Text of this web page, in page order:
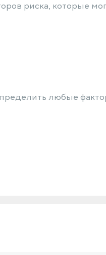
риска, которые
любые